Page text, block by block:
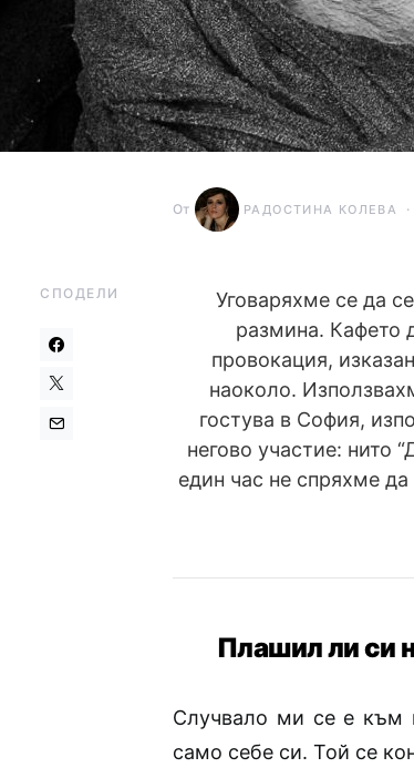
От РАДОСТИНА КОЛЕВА
СПОДЕЛИ
Уговаряхме се да
размина. Кафето
провокация,
наоколо.
гостува в София,
негово участие: нито
един час не спряхме
Плашил ли си
Случвало ми се е към
само себе си. Той се